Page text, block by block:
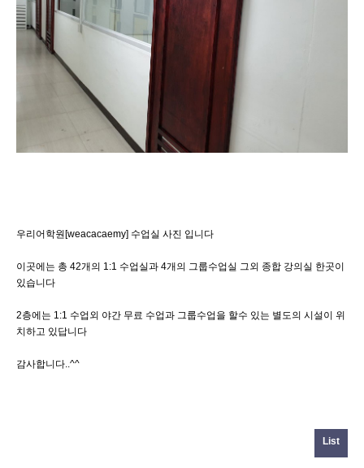
우리어학원[weacacaemy] 수업실 사진 입니다
이곳에는 총 42개의 1:1 수업실과 4개의 그룹수업실 그외 종합 강의실 한곳이
있습니다
2층에는 1:1 수업외 야간 무료 수업과 그룹수업을 할수 있는 별도의 시설이 위
치하고 있답니다
감사합니다..^^
List